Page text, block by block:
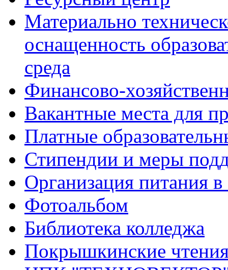
Материально
оснащенность
среда
Финансово-
Вакантные места для
Платные
Стипендии и меры
Организация питания в
Фотоальбом
Библиотека колледжа
Покрышкинские